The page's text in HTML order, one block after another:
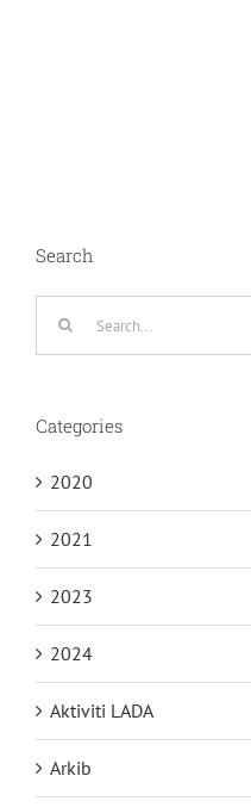
Search
Categories
2020
2021
2023
2024
Aktiviti LADA
Arkib